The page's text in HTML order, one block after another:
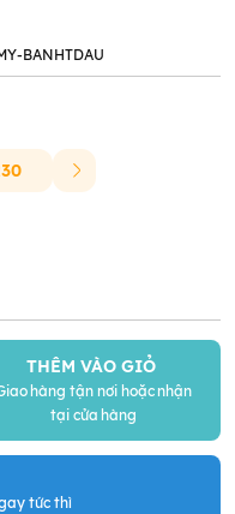
BANHTDAU
THÊM VÀO GIỎ
hàng tận nơi hoặc nhận
tại cửa hàng
tức thì